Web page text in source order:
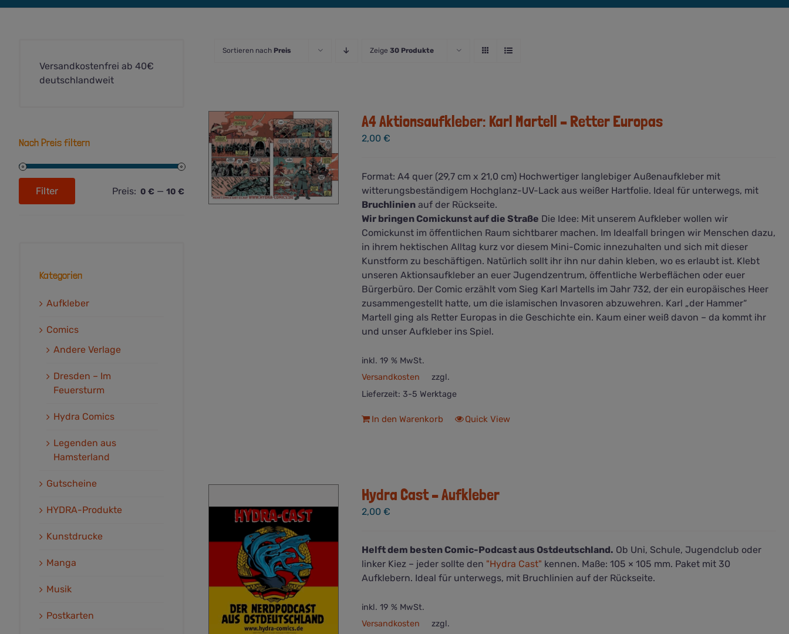
Sortieren nach Preis Zeige 30 Produkte
A4 Aktionsaufkleber: Karl Martell – Retter Europas
2,00 €
Format: A4 quer (29,7 cm x 21,0 cm) Hochwertiger langlebiger Außenaufkleber mit
witterungsbeständigem Hochglanz-UV-Lack aus weißer Hartfolie. Ideal für unterwegs, mit
Bruchlinienauf der Rückseite.
Wir bringen Comickunst auf die Straße Die Idee: Mit unserem Aufkleber wollen wir
Comickunst im öffentlichen Raum sichtbarer machen. Im Idealfall bringen wir Menschen dazu,
in ihrem hektischen Alltag kurz vor diesem Mini-Comic innezuhalten und sich mit dieser
Kunstform zu beschäftigen. Natürlich sollt ihr ihn nur dahin kleben, wo es erlaubt ist. Klebt
unseren Aktionsaufkleber an euer Jugendzentrum, öffentliche Werbeflächen oder euer
Bürgerbüro. Der Comic erzählt vom Sieg Karl Martells im Jahr 732, der ein europäisches Heer
zusammengestellt hatte, um die islamischen Invasoren abzuwehren. Karl „der Hammer“
Martell ging als Retter Europas in die Geschichte ein. Kaum einer weiß davon – da kommt ihr
und unser Aufkleber ins Spiel.
inkl. 19 % MwSt.
zzgl.
Versandkosten
Lieferzeit: 3-5 Werktage
In den Warenkorb Quick View
Hydra Cast – Aufkleber
2,00 €
Helft dem besten Comic-Podcast aus Ostdeutschland. Ob Uni, Schule, Jugendclub oder
linker Kiez – jeder sollte den "Hydra Cast" kennen. Maße: 105 × 105 mm. Paket mit 30
Aufklebern. Ideal für unterwegs, mit Bruchlinien auf der Rückseite.
inkl. 19 % MwSt.
zzgl.
Versandkosten
Versandkostenfrei ab 40€
deutschlandweit
Nach Preis filtern
Max.
Filter Preis: 0 €— 10 €
Kategorien
Aufkleber
Comics
Andere Verlage
Dresden – Im
Feuersturm
Hydra Comics
Legenden aus
Hamsterland
Gutscheine
HYDRA-Produkte
Kunstdrucke
Manga
Musik
Postkarten